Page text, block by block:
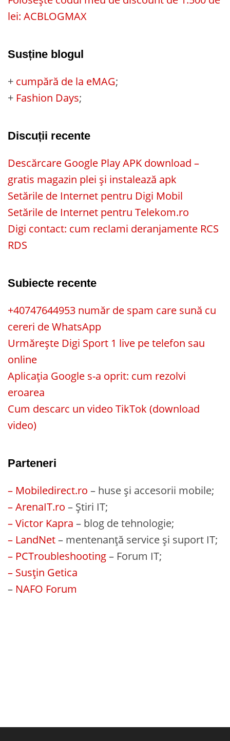
lei: ACBLOGMAX
Susține blogul
+ cumpără de la eMAG;
+ Fashion Days;
Discuții recente
Descărcare Google Play APK download –
gratis magazin plei și instalează apk
Setările de Internet pentru Digi Mobil
Setările de Internet pentru Telekom.ro
Digi contact: cum reclami deranjamente RCS
RDS
Subiecte recente
+40747644953 număr de spam care sună cu
cereri de WhatsApp
Urmărește Digi Sport 1 live pe telefon sau
online
Aplicația Google s-a oprit: cum rezolvi
eroarea
Cum descarc un video TikTok (download
video)
Parteneri
– Mobiledirect.ro – huse și accesorii mobile;
– ArenaIT.ro – Știri IT;
– Victor Kapra – blog de tehnologie;
– LandNet– mentenanță service și suport IT;
– PCTroubleshooting– Forum IT;
– Susțin Getica
– NAFO Forum